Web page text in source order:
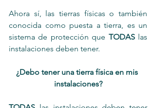
Ahora sí, las tierras físicas o también
conocida como puesta a tierra, es un
sistema de protección que TODAS las
instalaciones deben tener.
¿Debo tener una tierra física en mis
instalaciones?